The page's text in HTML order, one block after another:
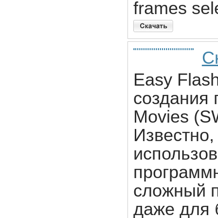
frames
Easy
создания
Movies
сложный
даже для